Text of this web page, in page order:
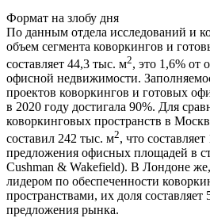
Формат на злобу дня
По данным отдела исследований и
объем сегмента коворкингов и
составляет 44,3 тыс. м2, это 1,6% от
офисной недвижимости.
проектов коворкингов и готовых
в 2020 году достигала 90%. Для
коворкинговых пространств в
составил 242 тыс. м2, что
предложения офисных площадей в
Cushman & Wakefield). В Лондоне
лидером по обеспеченности
пространствами, их доля составляет
предложения рынка.